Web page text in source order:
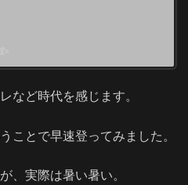
など時代を感じます。
ことで早速登ってみました。
、実際は暑い暑い。